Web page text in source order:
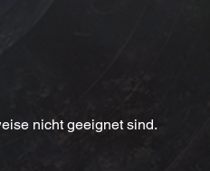
nicht geeignet sind.